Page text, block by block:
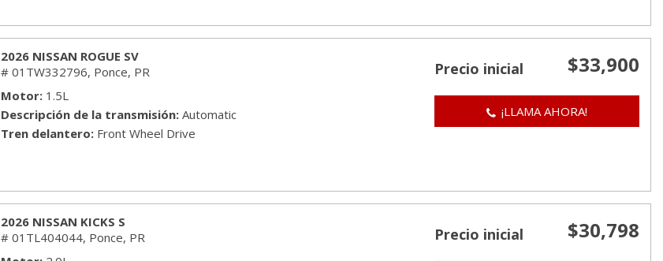
2026 NISSAN ROGUE SV
# 01TW332796, Ponce, PR
Motor 1.5L
Descripción de la transmisión Automatic
Tren delantero Front Wheel Drive
Precio inicial $33,900
¡LLAMA AHORA!
2026 NISSAN KICKS S
# 01TL404044, Ponce, PR
Precio inicial $30,798